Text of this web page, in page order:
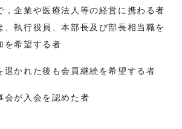
，企業や医療法人等の経営に携わる者
、執行役員、本部長及び部長相当職を
を希望する者
退かれた後も会員継続を希望する者
会が入会を認めた者